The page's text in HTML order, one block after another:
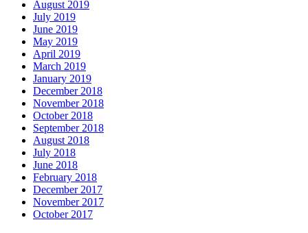
August 2019
July 2019
June 2019
May 2019
April 2019
March 2019
January 2019
December 2018
November 2018
October 2018
September 2018
August 2018
July 2018
June 2018
February 2018
December 2017
November 2017
October 2017